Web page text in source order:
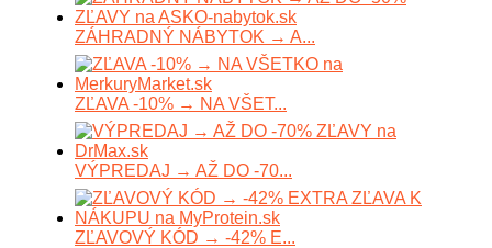
ZÁHRADNÝ NÁBYTOK → A...
ZĽAVA -10% → NA VŠET...
VÝPREDAJ → AŽ DO -70...
ZĽAVOVÝ KÓD → -42% E...